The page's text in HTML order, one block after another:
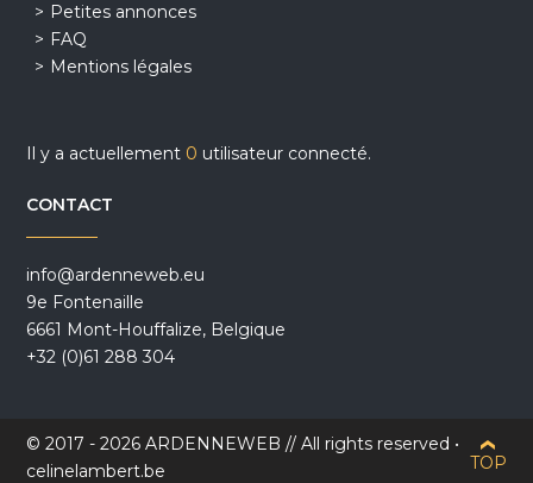
Petites annonces
FAQ
Mentions légales
Il y a actuellement 0 utilisateur connecté.
CONTACT
info@ardenneweb.eu
9e Fontenaille
6661 Mont-Houffalize, Belgique
+32 (0)61 288 304
© 2017 - 2026 ARDENNEWEB // All rights reserved •
celinelambert.be
TOP